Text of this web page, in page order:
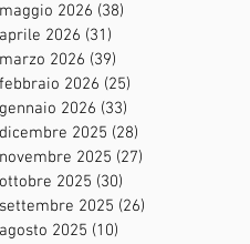
maggio 2026 (38)
aprile 2026 (31)
marzo 2026 (39)
febbraio 2026 (25)
gennaio 2026 (33)
dicembre 2025 (28)
novembre 2025 (27)
ottobre 2025 (30)
settembre 2025 (26)
agosto 2025 (10)